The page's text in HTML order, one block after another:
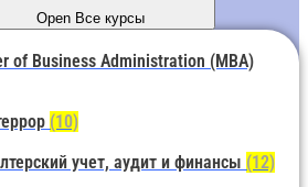
Open Все курсы
of Business Administration (MBA)
(10)
учет, аудит и финансы (12)